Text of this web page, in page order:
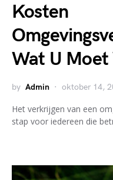
Kosten
Wat U
by Admin oktober 14,
Het verkrijgen van een
stap voor iedereen die